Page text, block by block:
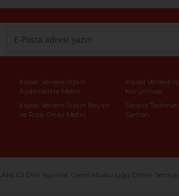
Kişisel Verilere İlişkin
Aydınlatma Metni
Kişisel Verilere İlişkin Beyan
ve Rıza Onay Metni
Kişisel Verilere
Korunması
Sipariş
Şartları
Dini Yayınlar Genel Müdürlüğü Döner